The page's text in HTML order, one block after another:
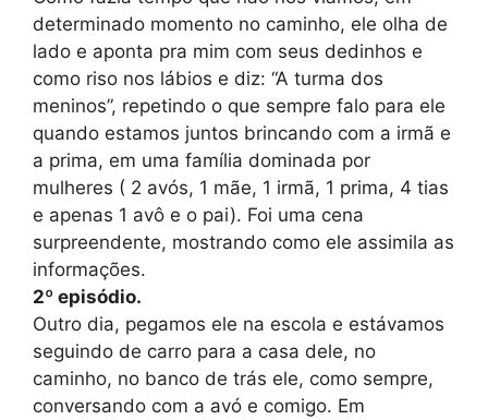
determinado momento no caminho, ele olha de
lado e aponta pra mim com seus dedinhos e
como riso nos lábios e diz: “A turma dos
meninos”, repetindo o que sempre falo para ele
quando estamos juntos brincando com a irmã e
a prima, em uma família dominada por
mulheres ( 2 avós, 1 mãe, 1 irmã, 1 prima, 4 tias
e apenas 1 avô e o pai). Foi uma cena
surpreendente, mostrando como ele assimila as
informações.
2º episódio.
Outro dia, pegamos ele na escola e estávamos
seguindo de carro para a casa dele, no
caminho, no banco de trás ele, como sempre,
conversando com a avó e comigo. Em